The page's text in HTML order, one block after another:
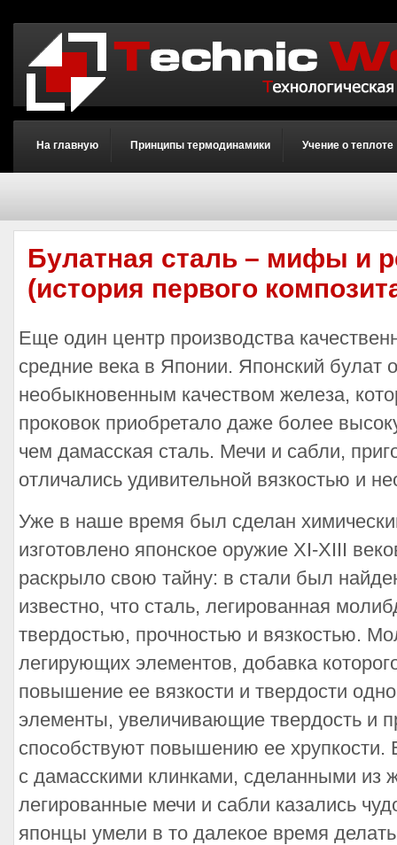
На главную Принципы термодинамики Учение о теплоте
Булатная сталь – мифы и
(история первого
Еще один центр производства
средние века в Японии. Японский булат
необыкновенным качеством железа,
проковок приобретало даже более
чем дамасская сталь. Мечи и сабли,
отличались удивительной вязкостью и
Уже в наше время был сделан
изготовлено японское оружие XI-XIII
раскрыло свою тайну: в стали был
известно, что сталь, легированная
твердостью, прочностью и вязкостью.
легирующих элементов, добавка
повышение ее вязкости и твердости
элементы, увеличивающие твердость и
способствуют повышению ее хрупкости.
с дамасскими клинками, сделанными из
легированные мечи и сабли казались
японцы умели в то далекое время